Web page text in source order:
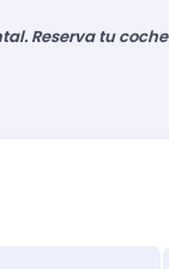
Reserva tu coche